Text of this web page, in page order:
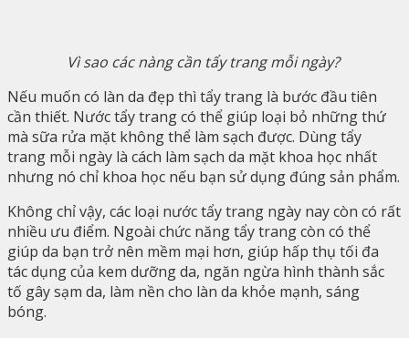
Vì sao các nàng cần tẩy trang mỗi ngày?
Nếu muốn có làn da đẹp thì tẩy trang là bước đầu tiên
cần thiết. Nước tẩy trang có thể giúp loại bỏ những thứ
mà sữa rửa mặt không thể làm sạch được. Dùng tẩy
trang mỗi ngày là cách làm sạch da mặt khoa học nhất
nhưng nó chỉ khoa học nếu bạn sử dụng đúng sản phẩm.
Không chỉ vậy, các loại nước tẩy trang ngày nay còn có rất
nhiều ưu điểm. Ngoài chức năng tẩy trang còn có thể
giúp da bạn trở nên mềm mại hơn, giúp hấp thụ tối đa
tác dụng của kem dưỡng da, ngăn ngừa hình thành sắc
tố gây sạm da, làm nền cho làn da khỏe mạnh, sáng
bóng.